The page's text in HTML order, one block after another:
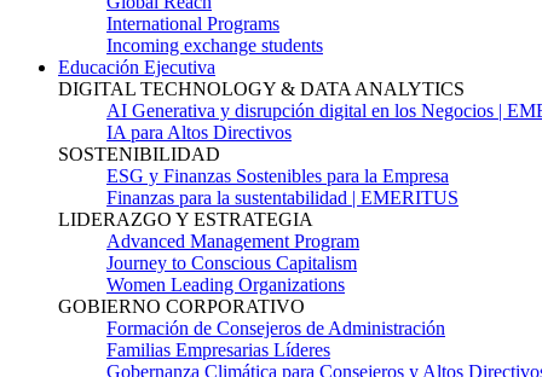
International Programs
Incoming exchange students
Educación Ejecutiva
DIGITAL TECHNOLOGY & DATA ANALYTICS
AI Generativa y disrupción digital en los Negocios |
IA para Altos Directivos
SOSTENIBILIDAD
ESG y Finanzas Sostenibles para la Empresa
Finanzas para la sustentabilidad | EMERITUS
LIDERAZGO Y ESTRATEGIA
Advanced Management Program
Journey to Conscious Capitalism
Women Leading Organizations
GOBIERNO CORPORATIVO
Formación de Consejeros de Administración
Familias Empresarias Líderes
Gobernanza Climática para Consejeros y Altos